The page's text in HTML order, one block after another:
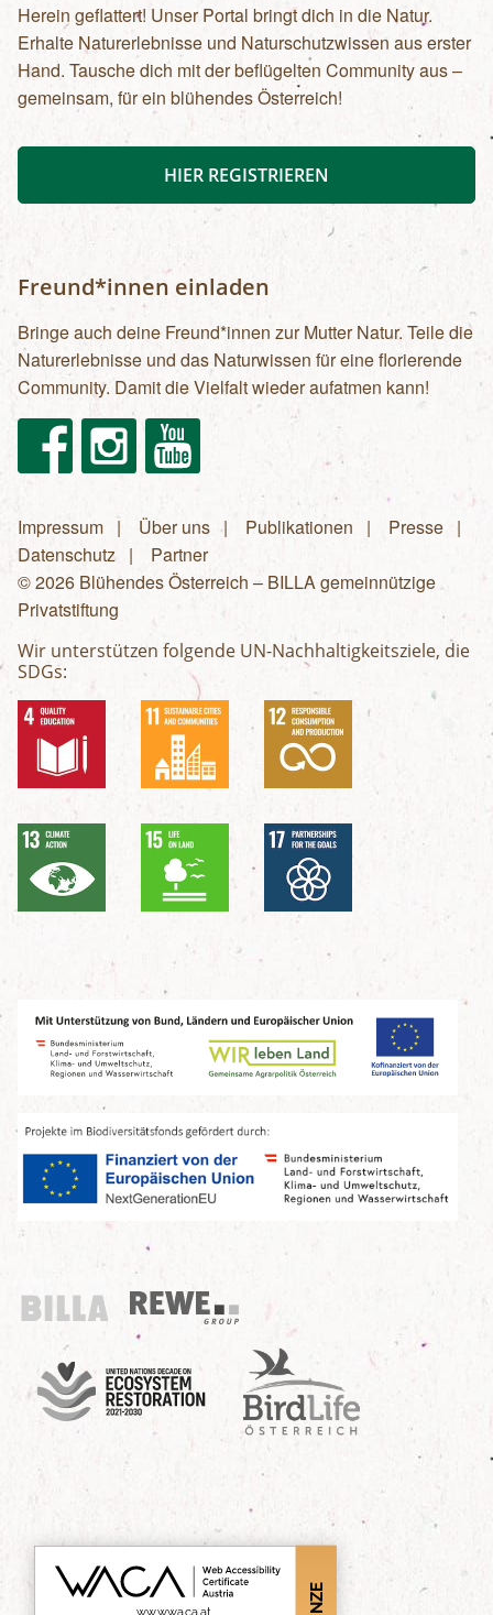
Herein geflattert! Unser Portal bringt dich in die Natur.
Erhalte Naturerlebnisse und Naturschutzwissen aus erster
Hand. Tausche dich mit der beflügelten Community aus –
gemeinsam, für ein blühendes Österreich!
HIER REGISTRIEREN
Freund*innen einladen
Bringe auch deine Freund*innen zur Mutter Natur. Teile die
Naturerlebnisse und das Naturwissen für eine florierende
Community. Damit die Vielfalt wieder aufatmen kann!
FacebookInstagram Youtube
Fußzeilenmenü
Impressum Über uns Publikationen
Presse
Datenschutz
Partner
© 2026 Blühendes Österreich – BILLA gemeinnützige
Privatstiftung
Wir unterstützen folgende UN-Nachhaltigkeitsziele, die
SDGs:
Billa
REWE Group
UN Decade
Birdlife